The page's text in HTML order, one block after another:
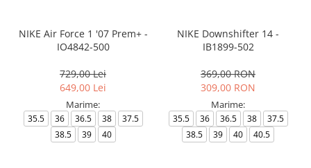
NIKE Air Force 1 '07 Prem+ -
IO4842-500
729,00 Lei
649,00 Lei
Marime:
35.5 36 36.5 38
37.5
38.5
39 40
NIKE Downshifter 14 -
IB1899-502
369,00 RON
309,00 RON
Marime:
35.5 36 36.5 38
37.5
38.5
39 40 40.5